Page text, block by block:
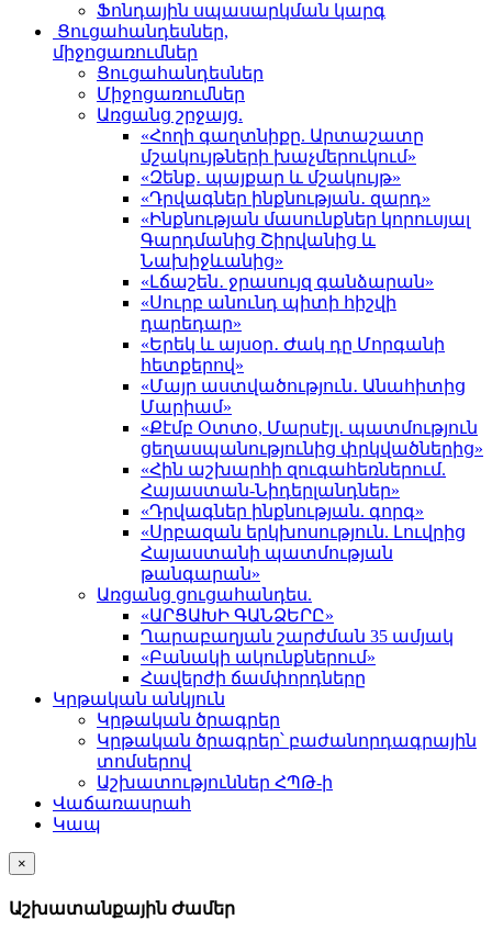
Ֆոնդային սպասարկման կարգ
Ցուցահանդեսներ,
միջոցառումներ
Ցուցահանդեսներ
Միջոցառումներ
Առցանց շրջայց.
«Հողի գաղտնիքը. Արտաշատը
մշակույթների խաչմերուկում»
«Զենք․ պայքար և մշակույթ»
«Դրվագներ ինքնության․ զարդ»
«Ինքնության մասունքներ կորուսյալ
Գարդմանից Շիրվանից և
Նախիջևանից»
«Լճաշեն․ ջրասույզ գանձարան»
«Սուրբ անունդ պիտի հիշվի
դարեդար»
«Երեկ և այսօր․ Ժակ դը Մորգանի
հետքերով»
«Մայր աստվածություն․ Անահիտից
Մարիամ»
«Քէմբ Օտտօ, Մարսէյլ․ պատմություն
ցեղասպանությունից փրկվածներից»
«Հին աշխարհի զուգահեռներում.
Հայաստան-Նիդերլանդներ»
«Դրվագներ ինքնության. գորգ»
«Սրբազան երկխոսություն. Լուվրից
Հայաստանի պատմության
թանգարան»
Առցանց ցուցահանդես.
«ԱՐՑԱԽԻ ԳԱՆՁԵՐԸ»
Ղարաբաղյան շարժման 35 ամյակ
«Բանակի ակունքներում»
Հավերժի ճամփորդները
Կրթական անկյուն
Կրթական ծրագրեր
Կրթական ծրագրեր՝ բաժանորդագրային
տոմսերով
Աշխատություններ ՀՊԹ-ի
Վաճառասրահ
Կապ
×
Աշխատանքային Ժամեր